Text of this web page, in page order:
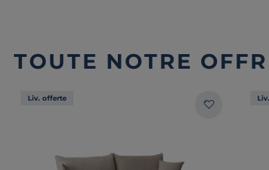
TOUTE NOTRE
Liv. offerte